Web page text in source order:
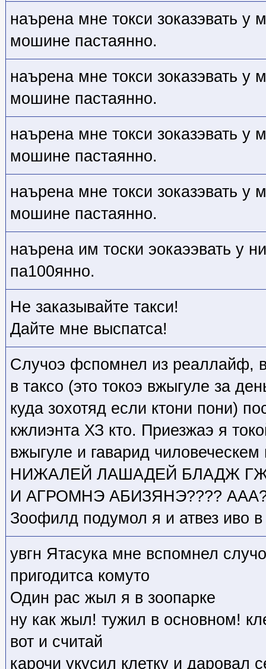
наърена мне токси зоказэвать у
мошине пастаянно.
наърена мне токси зоказэвать у
мошине пастаянно.
наърена мне токси зоказэвать у
мошине пастаянно.
наърена мне токси зоказэвать у
мошине пастаянно.
наърена им тоски эокаээвать у
па100янно.
Не заказывайте такси!
Дайте мне выспатса!
Случоэ фспомнел из реаллайф,
в таксо (это токоэ вжыгуле за
куда зохотяд если ктони пони)
кжлиэнта ХЗ кто. Приезжаэ я
вжыгуле и гаварид
НИЖАЛЕЙ ЛАШАДЕЙ БЛАДЖ
И АГРОМНЭ АБИЗЯНЭ????
Зоофилд подумол я и атвез иво
увгн Ятасука мне вспомнел
пригодитса комуто
Один рас жыл я в зоопарке
ну как жыл! тужил в основном!
вот и считай
карочи укусил клетку и даровал